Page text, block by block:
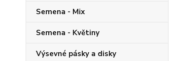
Semena - Mix
Semena - Květiny
Výsevné pásky a disky